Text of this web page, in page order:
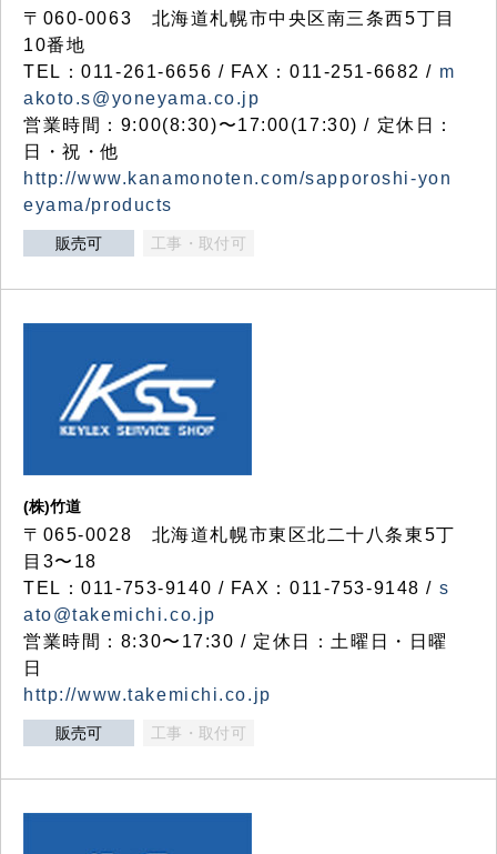
〒060-0063 北海道札幌市中央区南三条西5丁目
10番地
TEL：011-261-6656 / FAX：011-251-6682 / m
akoto.s@yoneyama.co.jp
営業時間：9:00(8:30)〜17:00(17:30) / 定休日：
日・祝・他
http://www.kanamonoten.com/sapporoshi-yon
eyama/products
販売可 工事・取付可
(株)竹道
〒065-0028 北海道札幌市東区北二十八条東5丁
目3〜18
TEL：011-753-9140 / FAX：011-753-9148 / s
ato@takemichi.co.jp
営業時間：8:30〜17:30 / 定休日：土曜日・日曜
日
http://www.takemichi.co.jp
販売可 工事・取付可